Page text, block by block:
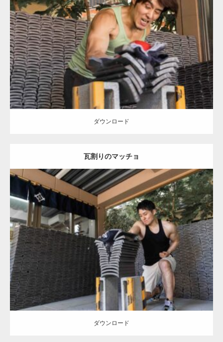
Update:2023.02.11
Category:瓦割りのマッチョ オレンジの人 浅草 (東京)
ダウンロード
ダウンロード
瓦割りのマッチョ
Update:2023.02.11
Category:瓦割りのマッチョ オレンジの人 げんき 浅草 (東京)
ダウンロード
ダウンロード
ギネス世界記録…
【TV】TBS番組「ひるおび」にてマッスルプ
ラスが紹介されま…
TOKYO FMラジオ番組「ONE MORNING」
で紹介さ…